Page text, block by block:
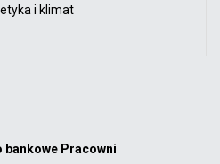
i klimat
bankowe Pracowni